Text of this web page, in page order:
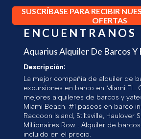
SUSCRÍBASE PARA RECIBIR
OFERTAS
ENCUENTRANOS
Aquarius Alquiler De Barcos Y
Descripción:
La mejor compañía de alquiler de
excursiones en barco en Miami FL.
mejores alquileres de barcos y
Miami Beach. #1 paseos en barco
Raccoon Island, Stiltsville, Haulover
Millionaires Row... Alquiler de
incluido en el precio.